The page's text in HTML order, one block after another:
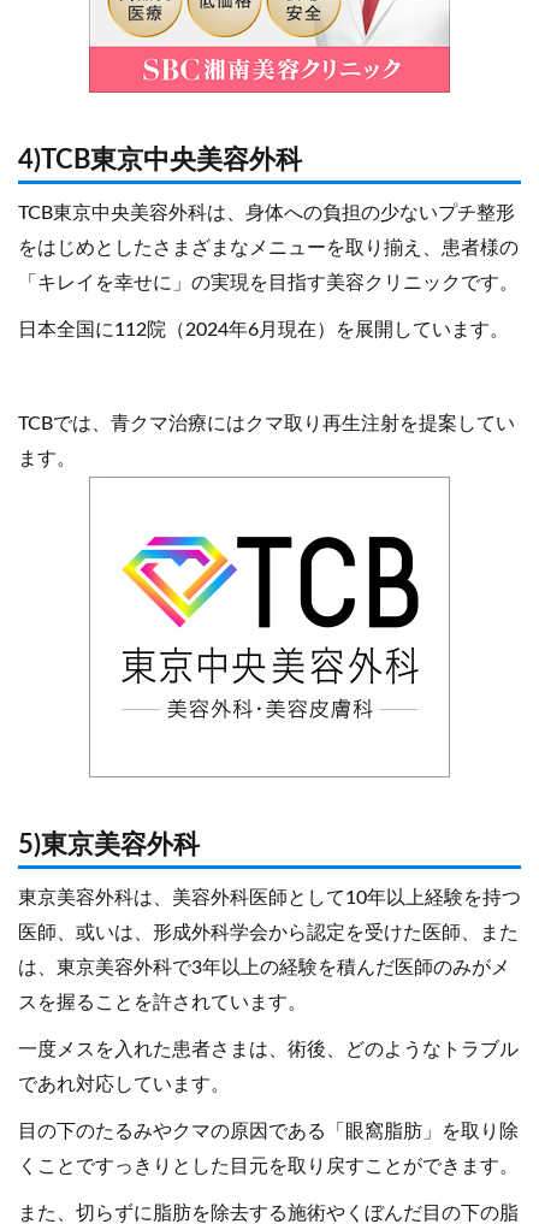
4)TCB東京中央美容外科
TCB東京中央美容外科は、身体への負担の少ないプチ整形
をはじめとしたさまざまなメニューを取り揃え、患者様の
「キレイを幸せに」の実現を目指す美容クリニックです。
日本全国に112院（2024年6月現在）を展開しています。
TCBでは、青クマ治療にはクマ取り再生注射を提案してい
ます。
5)東京美容外科
東京美容外科は、美容外科医師として10年以上経験を持つ
医師、或いは、形成外科学会から認定を受けた医師、また
は、東京美容外科で3年以上の経験を積んだ医師のみがメ
スを握ることを許されています。
一度メスを入れた患者さまは、術後、どのようなトラブル
であれ対応しています。
目の下のたるみやクマの原因である「眼窩脂肪」を取り除
くことですっきりとした目元を取り戻すことができます。
また、切らずに脂肪を除去する施術やくぼんだ目の下の脂